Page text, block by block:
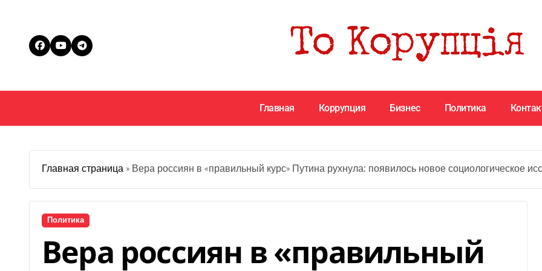
Главная Коррупция Бизнес Политика
Главная страница » Вера россиян в «правильный курс» Путина рухнула: появилось новое социологическое
Политика
Вера россиян в «правильный